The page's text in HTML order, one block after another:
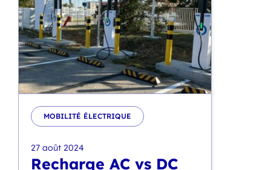
MOBILITÉ ÉLECTRIQUE
27 août 2024
Recharge AC vs DC